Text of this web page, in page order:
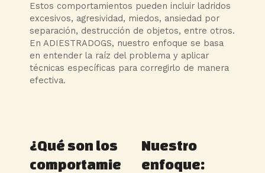
Estos comportamientos pueden incluir ladridos
excesivos, agresividad, miedos, ansiedad por
separación, destrucción de objetos, entre otros.
En ADIESTRADOGS, nuestro enfoque se basa
en entender la raíz del problema y aplicar
técnicas específicas para corregirlo de manera
efectiva.
¿Qué son los
comportamie
Nuestro
enfoque: